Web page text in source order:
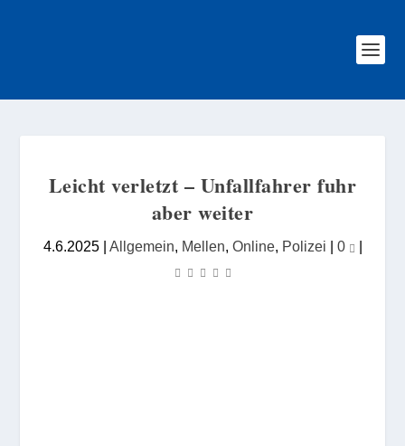
Leicht verletzt – Unfallfahrer fuhr
aber weiter
4.6.2025| Allgemein, Mellen, Online, Polizei | 0 |